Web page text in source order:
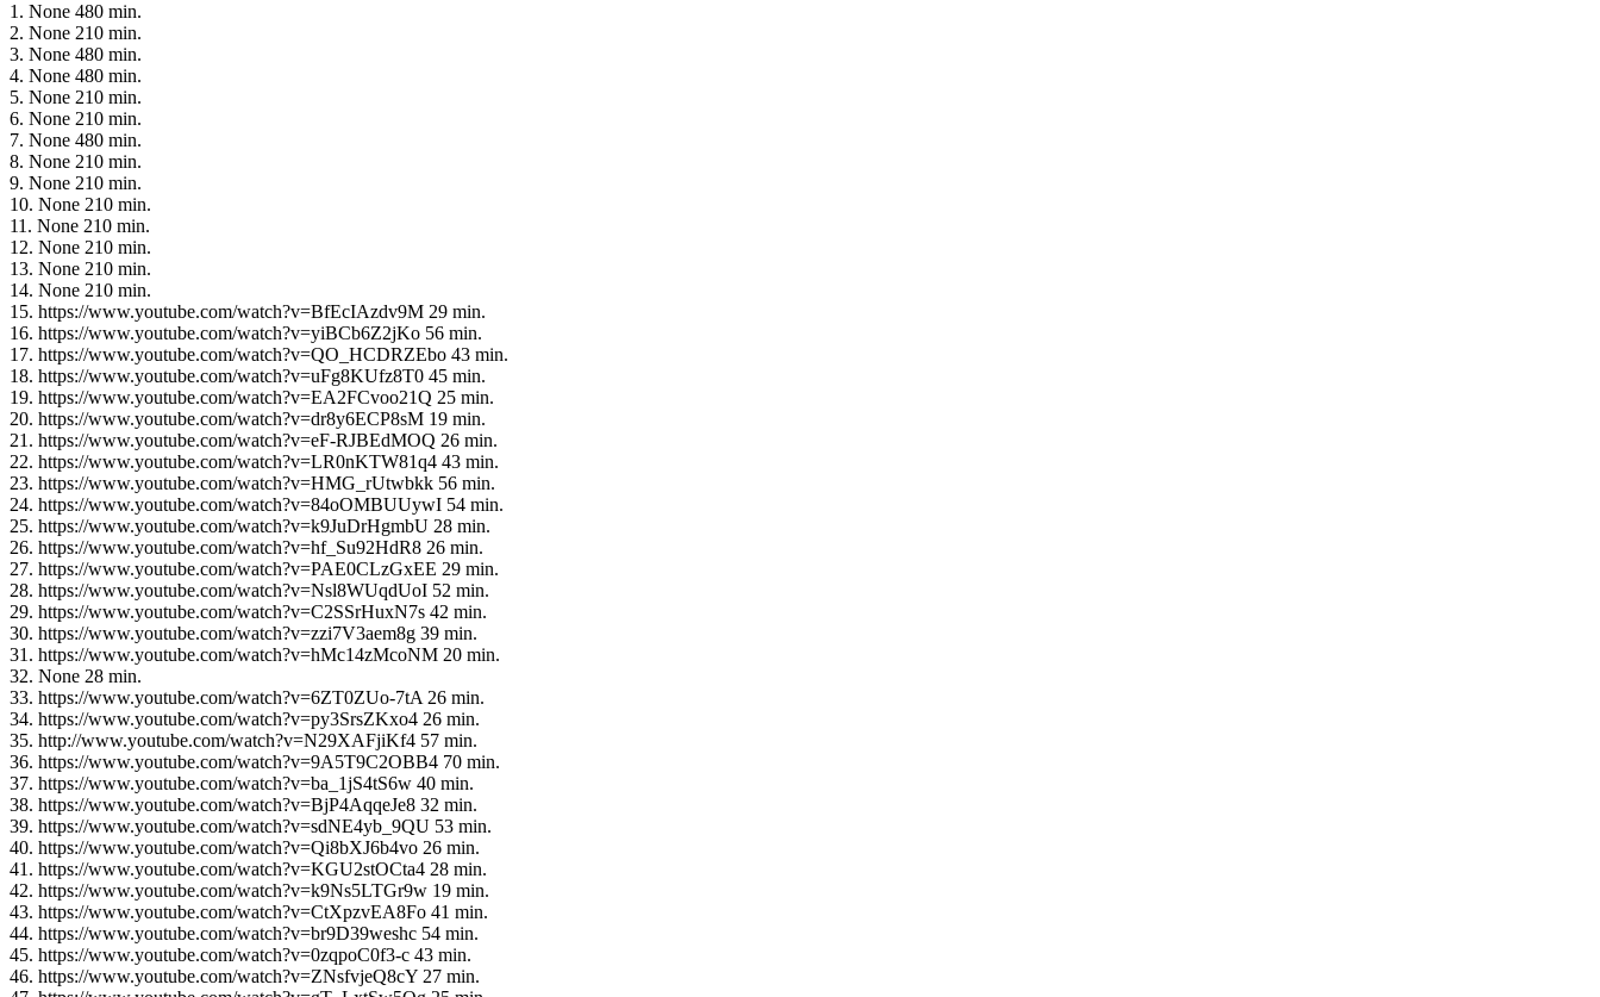
1. None 480 min.
2. None 210 min.
3. None 480 min.
4. None 480 min.
5. None 210 min.
6. None 210 min.
7. None 480 min.
8. None 210 min.
9. None 210 min.
10. None 210 min.
11. None 210 min.
12. None 210 min.
13. None 210 min.
14. None 210 min.
15. https://www.youtube.com/watch?v=BfEcIAzdv9M 29 min.
16. https://www.youtube.com/watch?v=yiBCb6Z2jKo 56 min.
17. https://www.youtube.com/watch?v=QO_HCDRZEbo 43 min.
18. https://www.youtube.com/watch?v=uFg8KUfz8T0 45 min.
19. https://www.youtube.com/watch?v=EA2FCvoo21Q 25 min.
20. https://www.youtube.com/watch?v=dr8y6ECP8sM 19 min.
21. https://www.youtube.com/watch?v=eF-RJBEdMOQ 26 min.
22. https://www.youtube.com/watch?v=LR0nKTW81q4 43 min.
23. https://www.youtube.com/watch?v=HMG_rUtwbkk 56 min.
24. https://www.youtube.com/watch?v=84oOMBUUywI 54 min.
25. https://www.youtube.com/watch?v=k9JuDrHgmbU 28 min.
26. https://www.youtube.com/watch?v=hf_Su92HdR8 26 min.
27. https://www.youtube.com/watch?v=PAE0CLzGxEE 29 min.
28. https://www.youtube.com/watch?v=Nsl8WUqdUoI 52 min.
29. https://www.youtube.com/watch?v=C2SSrHuxN7s 42 min.
30. https://www.youtube.com/watch?v=zzi7V3aem8g 39 min.
31. https://www.youtube.com/watch?v=hMc14zMcoNM 20 min.
32. None 28 min.
33. https://www.youtube.com/watch?v=6ZT0ZUo-7tA 26 min.
34. https://www.youtube.com/watch?v=py3SrsZKxo4 26 min.
35. http://www.youtube.com/watch?v=N29XAFjiKf4 57 min.
36. https://www.youtube.com/watch?v=9A5T9C2OBB4 70 min.
37. https://www.youtube.com/watch?v=ba_1jS4tS6w 40 min.
38. https://www.youtube.com/watch?v=BjP4AqqeJe8 32 min.
39. https://www.youtube.com/watch?v=sdNE4yb_9QU 53 min.
40. https://www.youtube.com/watch?v=Qi8bXJ6b4vo 26 min.
41. https://www.youtube.com/watch?v=KGU2stOCta4 28 min.
42. https://www.youtube.com/watch?v=k9Ns5LTGr9w 19 min.
43. https://www.youtube.com/watch?v=CtXpzvEA8Fo 41 min.
44. https://www.youtube.com/watch?v=br9D39weshc 54 min.
45. https://www.youtube.com/watch?v=0zqpoC0f3-c 43 min.
46. https://www.youtube.com/watch?v=ZNsfvjeQ8cY 27 min.